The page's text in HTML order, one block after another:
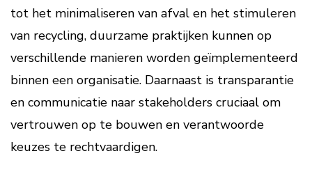
tot het minimaliseren van afval en het stimuleren
van recycling, duurzame praktijken kunnen op
verschillende manieren worden geïmplementeerd
binnen een organisatie. Daarnaast is transparantie
en communicatie naar stakeholders cruciaal om
vertrouwen op te bouwen en verantwoorde
keuzes te rechtvaardigen.